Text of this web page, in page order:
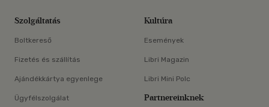
Szolgáltatás
Boltkereső
Fizetés és szállítás
Ajándékkártya egyenlege
Ügyfélszolgálat
Kultúra
Események
Libri Magazin
Libri Mini Polc
Partnereinknek